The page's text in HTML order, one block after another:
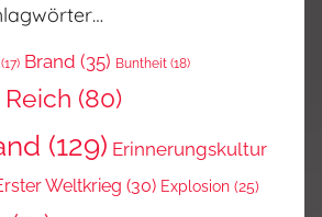
(17) Brand (35) Buntheit (18)
(80)
(129) Erinnerungskultur
Weltkrieg (30) Explosion (25)